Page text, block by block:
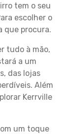
tem o seu
escolher o
que procura.
tudo à mão,
a um
das lojas
Além
Kerrville
um toque